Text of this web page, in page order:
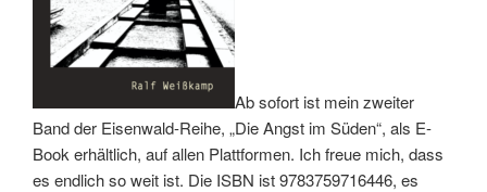
Ab sofort ist mein zweiter
Band der Eisenwald-Reihe, „Die Angst im Süden“, als E-
Book erhältlich, auf allen Plattformen. Ich freue mich, dass
es endlich so weit ist. Die ISBN ist 9783759716446, es